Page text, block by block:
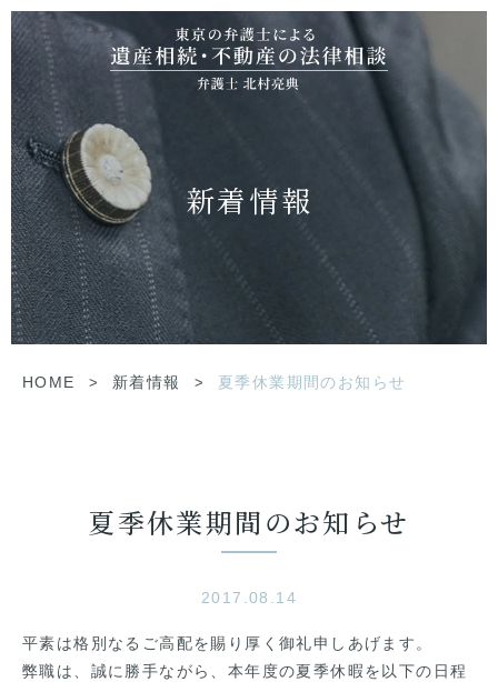
新着情報
HOME > 新着情報 > 夏季休業期間のお知らせ
夏季休業期間のお知らせ
2017.08.14
平素は格別なるご高配を賜り厚く御礼申しあげます。
弊職は、誠に勝手ながら、 本年度の夏季休暇を以下の日程